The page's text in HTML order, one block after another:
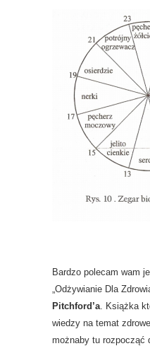
Bardzo polecam wam
„Odżywianie Dla
Pitchford’a. Książka
wiedzy na temat
możnaby tu rozpocząć